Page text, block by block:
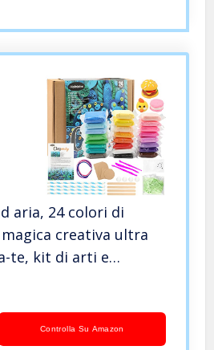
aria, 24 colori di
creativa ultra
te, kit di arti e
ragazzi,
Controlla Su Amazon